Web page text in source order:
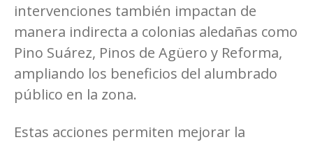
intervenciones también impactan de
manera indirecta a colonias aledañas como
Pino Suárez, Pinos de Agüero y Reforma,
ampliando los beneficios del alumbrado
público en la zona.
Estas acciones permiten mejorar la